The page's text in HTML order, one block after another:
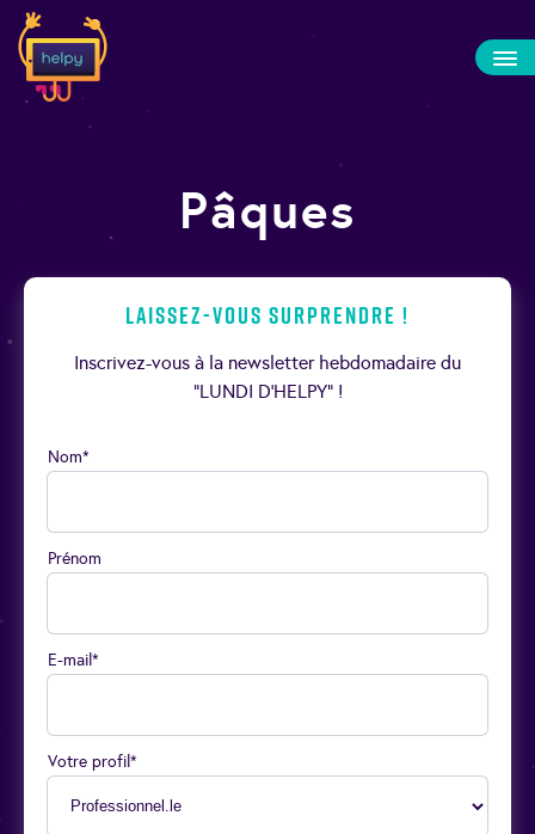
Pâques
Laissez-vous surprendre !
Inscrivez-vous à la newsletter hebdomadaire du
“LUNDI D’HELPY” !
Nom*
Prénom
E-mail*
Votre profil*